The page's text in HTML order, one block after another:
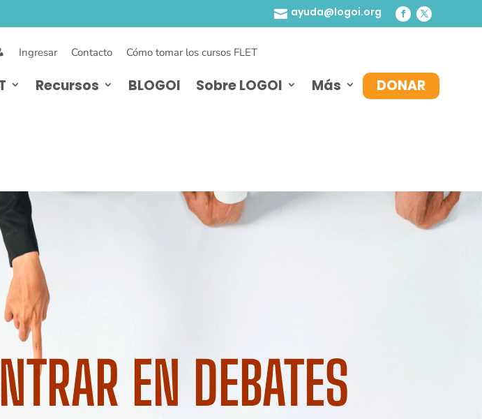
 ayuda@logoi.org
Ingresar Contacto Cómo tomar los cursos FLET
Recursos BLOGOI Sobre LOGOI Más DONAR
EN DEBATES